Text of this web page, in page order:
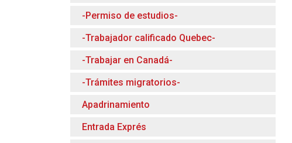
-Permiso de estudios-
-Trabajador calificado Quebec-
-Trabajar en Canadá-
-Trámites migratorios-
Apadrinamiento
Entrada Exprés